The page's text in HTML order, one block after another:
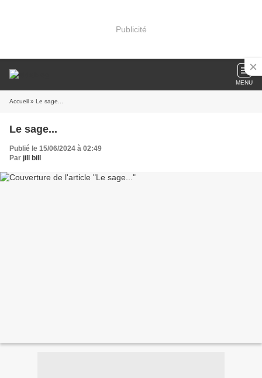
Publicité
MENU
Accueil » Le sage...
Le sage...
Publié le 15/06/2024 à 02:49
Par jill bill